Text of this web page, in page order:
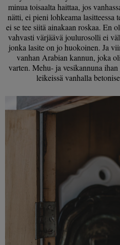
minua toisaalta haittaa, jos
nätti, ei pieni lohkeama lasitteessa
ei se tee siitä ainakaan roskaa. En
vahvasti värjäävä joulurosolli ei
jonka lasite on jo huokoinen. Ja
vanhan Arabian kannun, joka
varten. Mehu- ja vesikannuna
leikeissä vanhalla